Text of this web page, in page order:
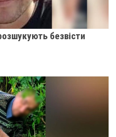
безвісти